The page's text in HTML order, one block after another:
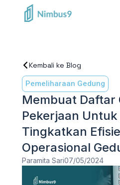
Kembali ke Blog
Pemeliharaan Gedung
Membuat Daftar
Pekerjaan Untuk
Tingkatkan
Operasional
Paramita Sari07/05/2024